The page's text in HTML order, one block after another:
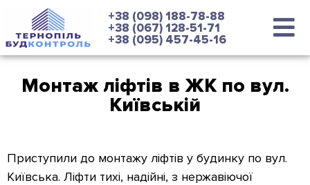
+38 (098) 188-78-88
+38 (067) 128-51-71
+38 (095) 457-45-16
Монтаж ліфтів в ЖК по вул.
Київській
Приступили до монтажу ліфтів у будинку по вул.
Київська. Ліфти тихі, надійні, з нержавіючої